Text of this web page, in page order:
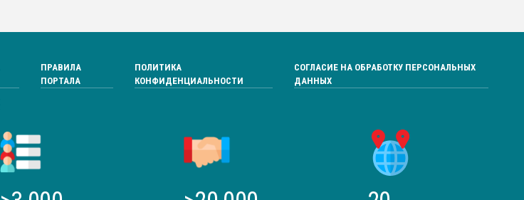
ПРАВИЛА
ПОРТАЛА
ПОЛИТИКА
КОНФИДЕНЦИАЛЬНОСТИ
СОГЛАСИЕ НА ОБРАБОТКУ ПЕРСОНАЛЬНЫХ
ДАННЫХ